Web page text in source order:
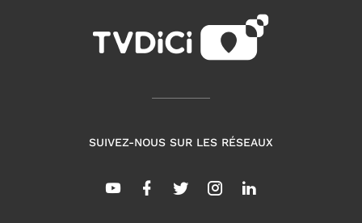
SUIVEZ-NOUS SUR LES RÉSEAUX